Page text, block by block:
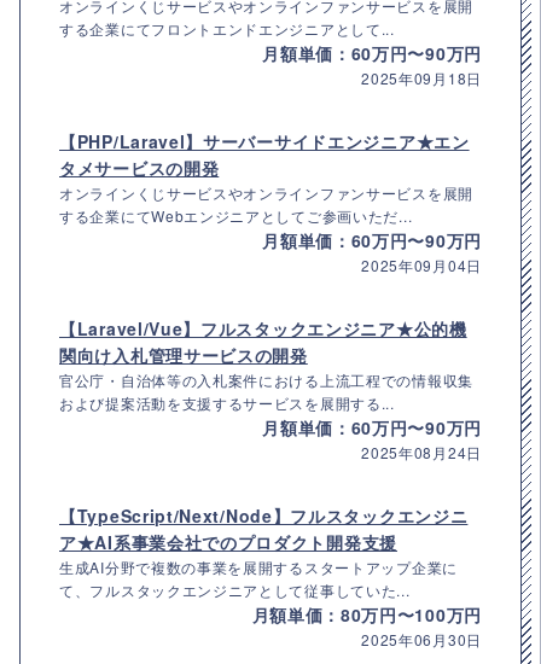
オンラインくじサービスやオンラインファンサービスを展開
する企業にてフロントエンドエンジニアとして...
月額単価：60万円〜90万円
2025年09月18日
【PHP/Laravel】サーバーサイドエンジニア★エン
タメサービスの開発
オンラインくじサービスやオンラインファンサービスを展開
する企業にてWebエンジニアとしてご参画いただ...
月額単価：60万円〜90万円
2025年09月04日
【Laravel/Vue】フルスタックエンジニア★公的機
関向け入札管理サービスの開発
官公庁・自治体等の入札案件における上流工程での情報収集
および提案活動を支援するサービスを展開する...
月額単価：60万円〜90万円
2025年08月24日
【TypeScript/Next/Node】フルスタックエンジニ
ア★AI系事業会社でのプロダクト開発支援
生成AI分野で複数の事業を展開するスタートアップ企業に
て、フルスタックエンジニアとして従事していた...
月額単価：80万円〜100万円
2025年06月30日